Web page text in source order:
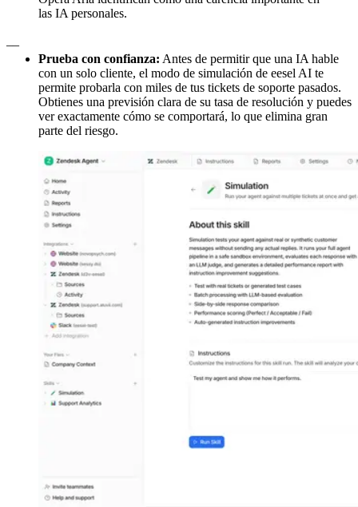
las IA personales.
Prueba con confianza: Antes de permitir que una IA hable
con un solo cliente, el modo de simulación de eesel AI te
permite probarla con miles de tus tickets de soporte pasados.
Obtienes una previsión clara de su tasa de resolución y puedes
ver exactamente cómo se comportará, lo que elimina gran
parte del riesgo.